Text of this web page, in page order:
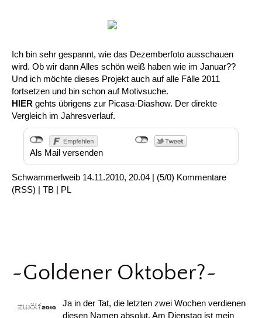
Ich bin sehr gespannt, wie das Dezemberfoto ausschauen
wird. Ob wir dann Alles schön weiß haben wie im Januar??
Und ich möchte dieses Projekt auch auf alle Fälle 2011
fortsetzen und bin schon auf Motivsuche.
HIER gehts übrigens zur Picasa-Diashow. Der direkte
Vergleich im Jahresverlauf.
Als Mail versenden
Schwammerlweib 14.11.2010, 20.04 | (5/0) Kommentare
(RSS) | TB | PL
~Goldener Oktober?~
Ja in der Tat, die letzten zwei Wochen verdienen
diesen Namen absolut. Am Dienstag ist mein